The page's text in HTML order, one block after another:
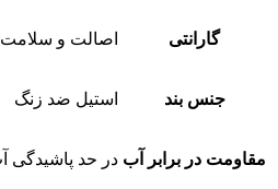
گارانتی اصالت و سلامت
جنس بند استیل ضد زنگ
مقاومت در برابر آب در حد پاشیدگی